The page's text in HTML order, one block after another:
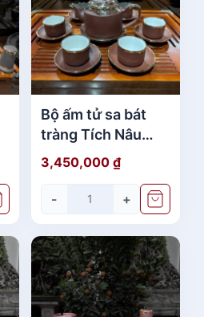
Bộ ấm tử sa bát
tràng Tích Nâu
Bọc Đồng Bạch giá
rẻ
3,450,000 ₫
- +